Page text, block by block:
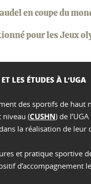
en coupe du
pour les Jeux
LES ÉTUDES À L’UGA
des sportifs de haut
niveau (CUSHN) de
la réalisation de leur
et pratique sportive
d’accompagnement